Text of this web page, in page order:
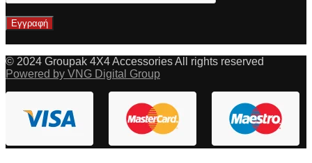
© 2024 Groupak 4X4 Accessories All rights reserved
Powered by VNG Digital Group